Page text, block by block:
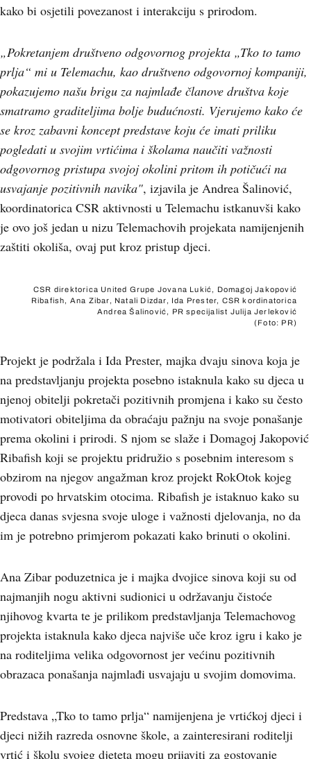
kako bi osjetili povezanost i interakciju s prirodom.
„Pokretanjem društveno odgovornog projekta „Tko to tamo
prlja“ mi u Telemachu, kao društveno odgovornoj kompaniji,
pokazujemo našu brigu za najmlađe članove društva koje
smatramo graditeljima bolje budućnosti. Vjerujemo kako će
se kroz zabavni koncept predstave koju će imati priliku
pogledati u svojim vrtićima i školama naučiti važnosti
odgovornog pristupa svojoj okolini pritom ih potičući na
usvajanje pozitivnih navika", izjavila je Andrea Šalinović,
koordinatorica CSR aktivnosti u Telemachu istkanuvši kako
je ovo još jedan u nizu Telemachovih projekata namijenjenih
zaštiti okoliša, ovaj put kroz pristup djeci.
CSR direktorica United Grupe Jovana Lukić, Domagoj Jakopović
Ribafish, Ana Zibar, Natali Dizdar, Ida Prester, CSR kordinatorica
Andrea Šalinović, PR specijalist Julija Jerleković
(Foto: PR)
Projekt je podržala i Ida Prester, majka dvaju sinova koja je
na predstavljanju projekta posebno istaknula kako su djeca u
njenoj obitelji pokretači pozitivnih promjena i kako su često
motivatori obiteljima da obraćaju pažnju na svoje ponašanje
prema okolini i prirodi. S njom se slaže i Domagoj Jakopović
Ribafish koji se projektu pridružio s posebnim interesom s
obzirom na njegov angažman kroz projekt RokOtok kojeg
provodi po hrvatskim otocima. Ribafish je istaknuo kako su
djeca danas svjesna svoje uloge i važnosti djelovanja, no da
im je potrebno primjerom pokazati kako brinuti o okolini.
Ana Zibar poduzetnica je i majka dvojice sinova koji su od
najmanjih nogu aktivni sudionici u održavanju čistoće
njihovog kvarta te je prilikom predstavljanja Telemachovog
projekta istaknula kako djeca najviše uče kroz igru i kako je
na roditeljima velika odgovornost jer većinu pozitivnih
obrazaca ponašanja najmlađi usvajaju u svojim domovima.
Predstava „Tko to tamo prlja“ namijenjena je vrtićkoj djeci i
djeci nižih razreda osnovne škole, a zainteresirani roditelji
vrtić i školu svojeg djeteta mogu prijaviti za gostovanje